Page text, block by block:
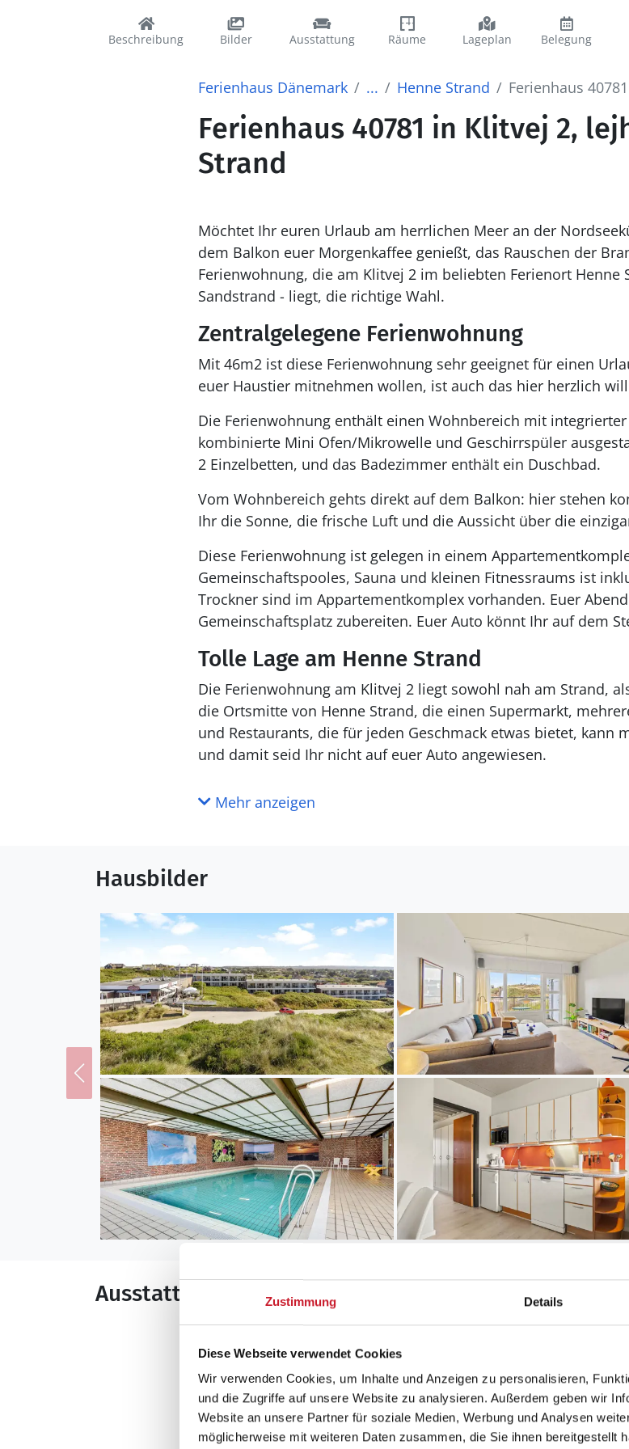
Zustimmung Details
Diese Webseite verwendet Cookies
Wir verwenden Cookies, um Inhalte und Anzeigen zu personalisieren,
und die Zugriffe auf unsere Website zu analysieren. Außerdem geben wir
Website an unsere Partner für soziale Medien, Werbung und Analysen
möglicherweise mit weiteren Daten zusammen, die Sie ihnen bereitgestellt
Beschreibung Bilder Ausstattung Räume Lageplan Belegung
Ferienhaus Dänemark ... Henne Strand Ferienhaus 40781
Ferienhaus 40781 in Klitvej 2,
Strand
Möchtet Ihr euren Urlaub am herrlichen Meer an der
dem Balkon euer Morgenkaffee genießt, das Rauschen der
Ferienwohnung, die am Klitvej 2 im beliebten Ferienort
Sandstrand - liegt, die richtige Wahl.
Zentralgelegene Ferienwohnung
Mit 46m2 ist diese Ferienwohnung sehr geeignet für einen
euer Haustier mitnehmen wollen, ist auch das hier herzlich
Die Ferienwohnung enthält einen Wohnbereich mit
kombinierte Mini Ofen/Mikrowelle und Geschirrspüler
2 Einzelbetten, und das Badezimmer enthält ein Duschbad.
Vom Wohnbereich gehts direkt auf dem Balkon: hier stehen
Ihr die Sonne, die frische Luft und die Aussicht über die
Diese Ferienwohnung ist gelegen in einem
Gemeinschaftspooles, Sauna und kleinen Fitnessraums ist
Trockner sind im Appartementkomplex vorhanden. Euer
Gemeinschaftsplatz zubereiten. Euer Auto könnt Ihr auf dem
Tolle Lage am Henne Strand
Die Ferienwohnung am Klitvej 2 liegt sowohl nah am Strand,
die Ortsmitte von Henne Strand, die einen Supermarkt,
und Restaurants, die für jeden Geschmack etwas bietet, kann
und damit seid Ihr nicht auf euer Auto angewiesen.
Mehr anzeigen
Hausbilder
Ausstattung
Anzahl Haustiere maximal: 1
Anzahl Personen: 2
Anzahl Personen: 2
Baujahr: 1978
Nordsee